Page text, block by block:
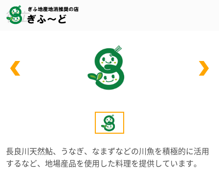
徳広
長良川天然鮎、うなぎ、なまずなどの川魚を積極的に活用
するなど、地場産品を使用した料理を提供しています。